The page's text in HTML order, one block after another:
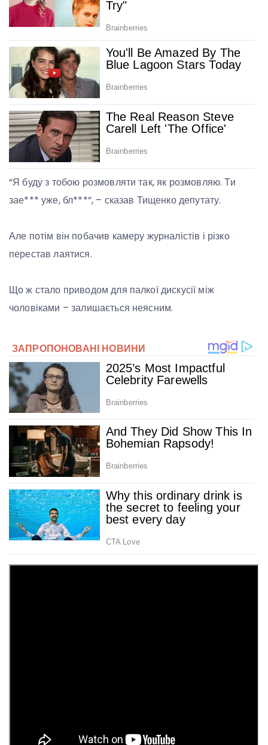
“Я буду з тобою розмовляти так, як розмовляю. Ти
зае*** уже, бл***”, – сказав Тищенко депутату.
Але потім він побачив камеру журналістів і різко
перестав лаятися.
Що ж стало приводом для палкої дискусії між
чоловіками – залишається неясним.